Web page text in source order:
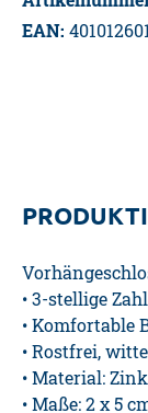
EAN:
• 3-stellige
• Komfortable
• Rostfrei,
• Material:
• Maße: 2 x 5